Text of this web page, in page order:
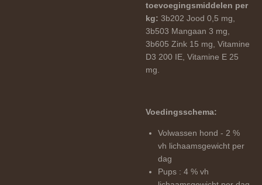
toevoegingsmiddelen per
kg: 3b202 Jood 0,5 mg,
3b503 Mangaan 3 mg,
3b605 Zink 15 mg, Vitamine
D3 200 IE, Vitamine E 25
mg.
Voedingsschema:
Volwassen hond - 2 %
vh lichaamsgewicht per
dag
Pups : 4 % vh